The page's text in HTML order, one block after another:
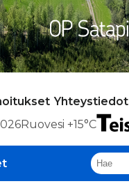
Yhteystiedot
Ruovesi +15°C